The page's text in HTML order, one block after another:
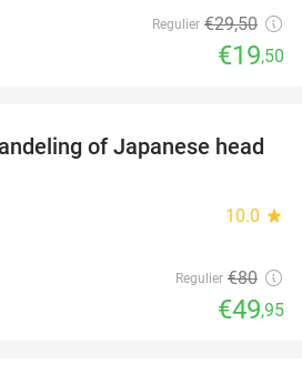
Regulier €29,50
€19,50
38%
of Japanese head
10.0 star
Regulier €80
€49,95